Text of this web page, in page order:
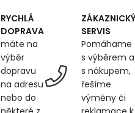
RYCHLÁ
DOPRAVA
máte na
výběr
dopravu
na adresu
nebo do
ZÁKAZNICKÝ
SERVIS
Pomáhame
s výběrem a
s nákupem,
řešíme
výměny či